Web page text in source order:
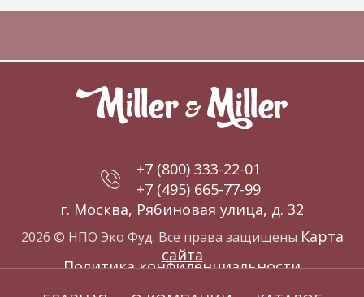
+7 (800) 333-22-01
+7 (495) 665-77-99
г. Москва, Рябиновая улица, д. 32
Политика конфиденциальности
2026 © НПО Эко Фуд. Все права защищены Карта
сайта